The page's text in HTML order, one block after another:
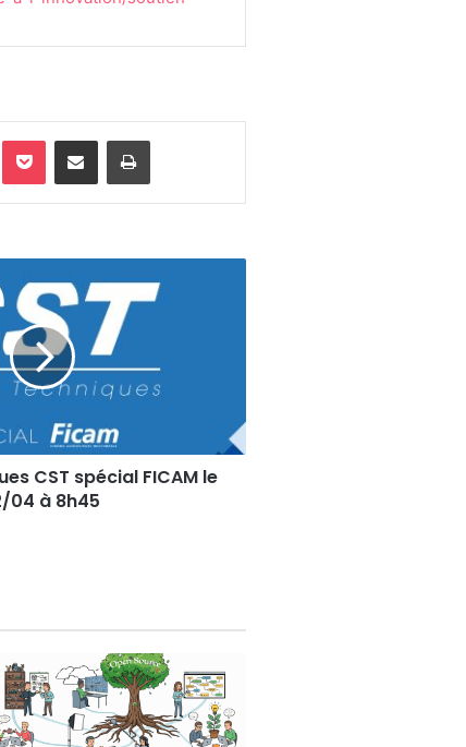
Pocket Partager par email Imprimer
CST spécial FICAM le
04 à 8h45